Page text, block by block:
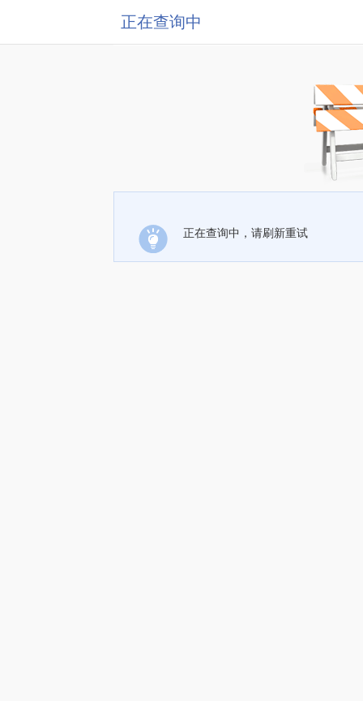
正在查询中
正在查询中，请刷新重试